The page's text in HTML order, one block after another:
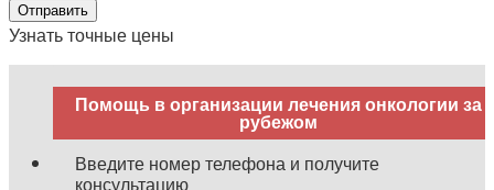
Узнать точные цены
Помощь в организации лечения онкологии за
рубежом
Введите номер телефона и получите
консультацию